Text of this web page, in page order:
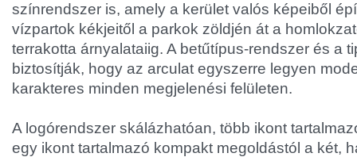
színrendszer is, amely a kerület valós képeiből
vízpartok kékjeitől a parkok zöldjén át a
terrakotta árnyalataiig. A betűtípus-rendszer és a
biztosítják, hogy az arculat egyszerre legyen
karakteres minden megjelenési felületen.
A logórendszer skálázhatóan, több ikont
egy ikont tartalmazó kompakt megoldástól a két,